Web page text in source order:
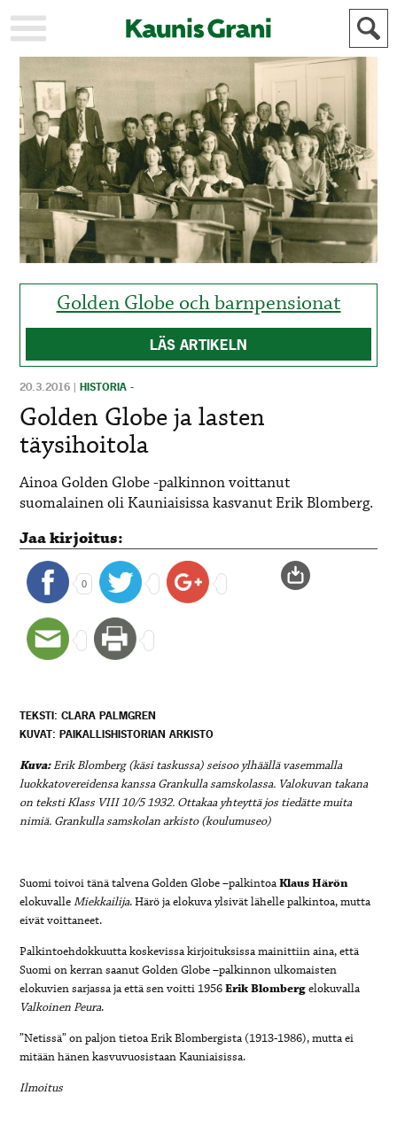
KAUPUNKI
STADEN
AJANKOHTAISTA
AKTUELLT
URHEILU
IDROTT
KULTTUURI
KULTUR
HISTORIA
HISTORIA
YLEINEN
ALLMÄN
MAINOSTAJILLE
FÖR
ANNONSÖRER
Golden Globe och barnpensionat
LÄS ARTIKELN
20.3.2016 |HISTORIA -
Golden Globe ja lasten
täysihoitola
Ainoa Golden Globe -palkinnon voittanut
suomalainen oli Kauniaisissa kasvanut Erik Blomberg.
Jaa kirjoitus:
0
TEKSTI: CLARA PALMGREN
KUVAT: PAIKALLISHISTORIAN ARKISTO
Kuva:Erik Blomberg (käsi taskussa) seisoo ylhäällä vasemmalla
luokkatovereidensa kanssa Grankulla samskolassa. Valokuvan takana
on teksti Klass VIII 10/5 1932. Ottakaa yhteyttä jos tiedätte muita
nimiä. Grankulla samskolan arkisto (koulumuseo)
Suomi toivoi tänä talvena Golden Globe –palkintoaKlaus Härön
elokuvalleMiekkailija. Härö ja elokuva ylsivät lähelle palkintoa, mutta
eivät voittaneet.
Palkintoehdokkuutta koskevissa kirjoituksissa mainittiin aina, että
Suomi on kerran saanut Golden Globe –palkinnon ulkomaisten
elokuvien sarjassa ja että sen voitti 1956Erik Blombergelokuvalla
Valkoinen Peura.
”Netissä” on paljon tietoa Erik Blombergista (1913-1986), mutta ei
mitään hänen kasvuvuosistaan Kauniaisissa.
Ilmoitus